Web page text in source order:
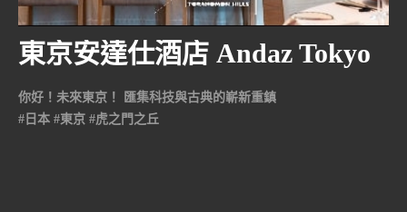
東京安達仕酒店 Andaz Tokyo
你好！未來東京！ 匯集科技與古典的嶄新重鎮
#日本 #東京 #虎之門之丘